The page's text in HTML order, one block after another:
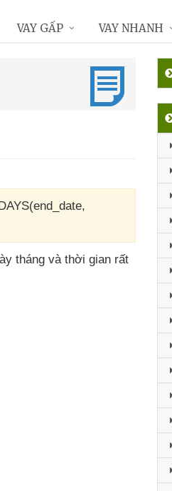
tháng và thời gian rất
VAY GẤP VAY NHANH